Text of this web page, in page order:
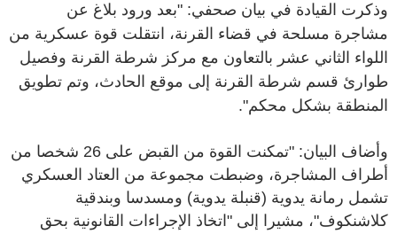
وذكرت القيادة في بيان صحفي: "بعد ورود بلاغ عن
مشاجرة مسلحة في قضاء القرنة، انتقلت قوة عسكرية من
اللواء الثاني عشر بالتعاون مع مركز شرطة القرنة وفصيل
طوارئ قسم شرطة القرنة إلى موقع الحادث، وتم تطويق
المنطقة بشكل محكم".
وأضاف البيان: "تمكنت القوة من القبض على 26 شخصا من
أطراف المشاجرة، وضبطت مجموعة من العتاد العسكري
تشمل رمانة يدوية (قنبلة يدوية) ومسدسا وبندقية
كلاشنكوف"، مشيرا إلى "اتخاذ الإجراءات القانونية بحق